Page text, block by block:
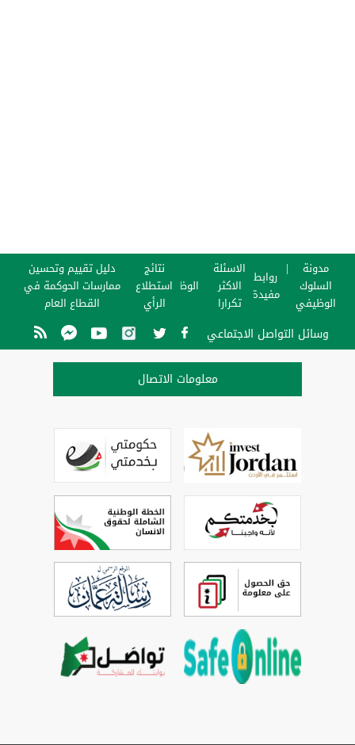
مدونة
السلوك
الوظيفي
روابط
مفيدة
الاسئلة
الاكثر
تكرارا
الوظائف
نتائج
استطلاع
الرأي
دليل تقييم وتحسين
ممارسات الحوكمة في
القطاع العام
وسائل التواصل الاجتماعي
معلومات الاتصال